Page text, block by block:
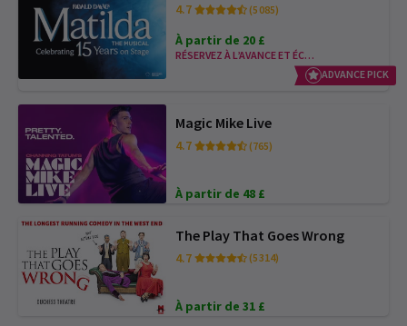
4.7 (5 085)
À partir de 20 £
RÉSERVEZ À L’AVANCE ET ÉCONOMISEZ
ADVANCE PICK
Magic Mike Live
4.7 (765)
À partir de 48 £
The Play That Goes Wrong
4.7 (5 314)
À partir de 31 £